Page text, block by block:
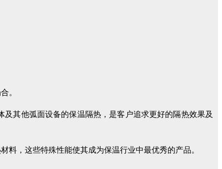
。
其他弧面设备的保温隔热，是客户追求更好的隔热效果及
料，这些特殊性能使其成为保温行业中最优秀的产品。